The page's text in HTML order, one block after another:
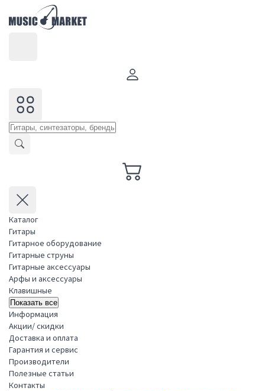
Каталог
Гитары
Гитарное оборудование
Гитарные струны
Гитарные аксессуары
Арфы и аксессуары
Клавишные
Показать все
Информация
Акции/ скидки
Доставка и оплата
Гарантия и сервис
Производители
Полезные статьи
Контакты